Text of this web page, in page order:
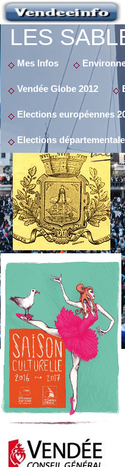
LES
Mes Infos
Vendée Globe 2012
Elections européennes
Elections